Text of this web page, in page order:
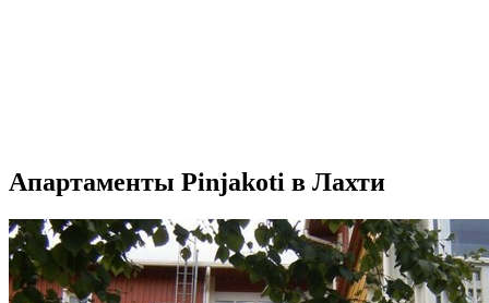
Апартаменты Pinjakoti в Лахти